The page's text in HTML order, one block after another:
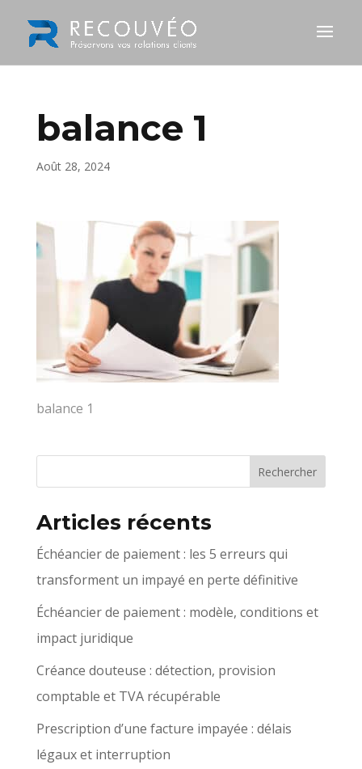
balance 1
Août 28, 2024
balance 1
Articles récents
Échéancier de paiement : les 5 erreurs qui
transforment un impayé en perte définitive
Échéancier de paiement : modèle, conditions et
impact juridique
Créance douteuse : détection, provision
comptable et TVA récupérable
Prescription d’une facture impayée : délais
légaux et interruption